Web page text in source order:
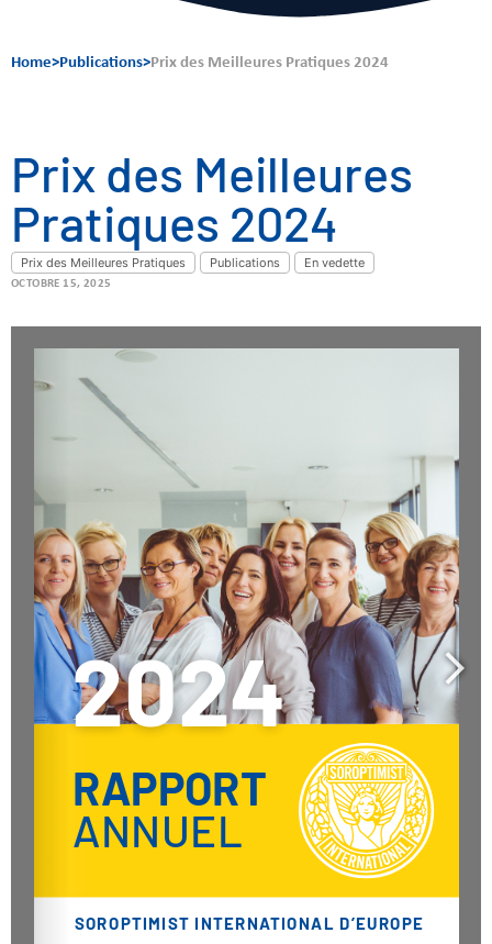
Home>Publications>Prix des Meilleures Pratiques 2024
Prix des Meilleures
Pratiques 2024
Prix des Meilleures Pratiques Publications En vedette
OCTOBRE 15, 2025